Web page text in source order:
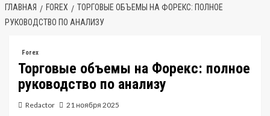
ГЛАВНАЯ FOREX
ТОРГОВЫЕ ОБЪЕМЫ НА ФОРЕКС: ПОЛНОЕ
РУКОВОДСТВО ПО АНАЛИЗУ
Forex
Торговые объемы на Форекс: полное
руководство по анализу
Redactor 21 ноября 2025